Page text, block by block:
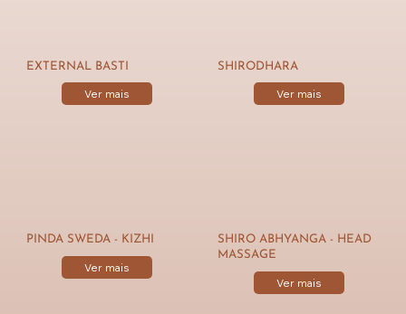
EXTERNAL BASTI
Ver mais
SHIRODHARA
Ver mais
PINDA SWEDA - KIZHI
Ver mais
SHIRO ABHYANGA - HEAD
MASSAGE
Ver mais